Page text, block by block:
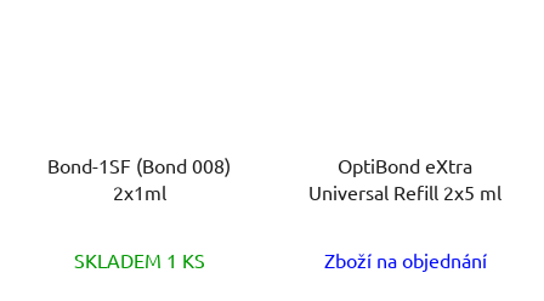
Bond-1SF (Bond 008)
2x1ml
SKLADEM 1 KS
OptiBond eXtra
Universal Refill 2x5 ml
Zboží na objednání